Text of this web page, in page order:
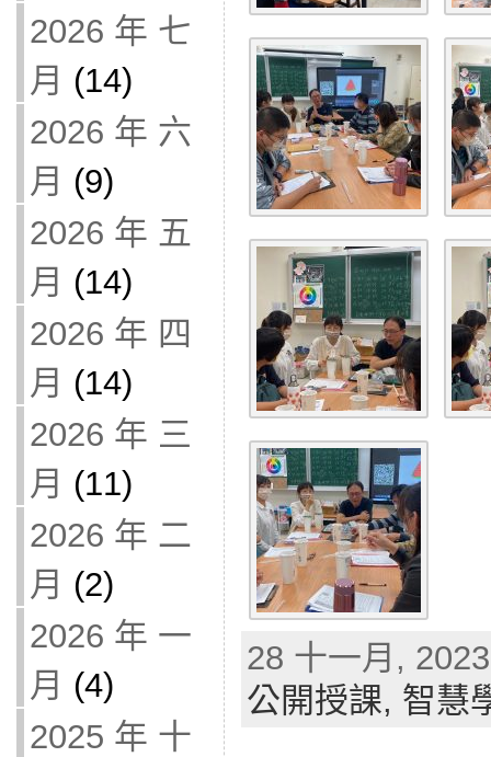
2026 年 七
月 (14)
2026 年 六
月 (9)
2026 年 五
月 (14)
2026 年 四
月 (14)
2026 年 三
月 (11)
2026 年 二
月 (2)
2026 年 一
月 (4)
2025 年 十
28 十一月,
公開授課, 智慧